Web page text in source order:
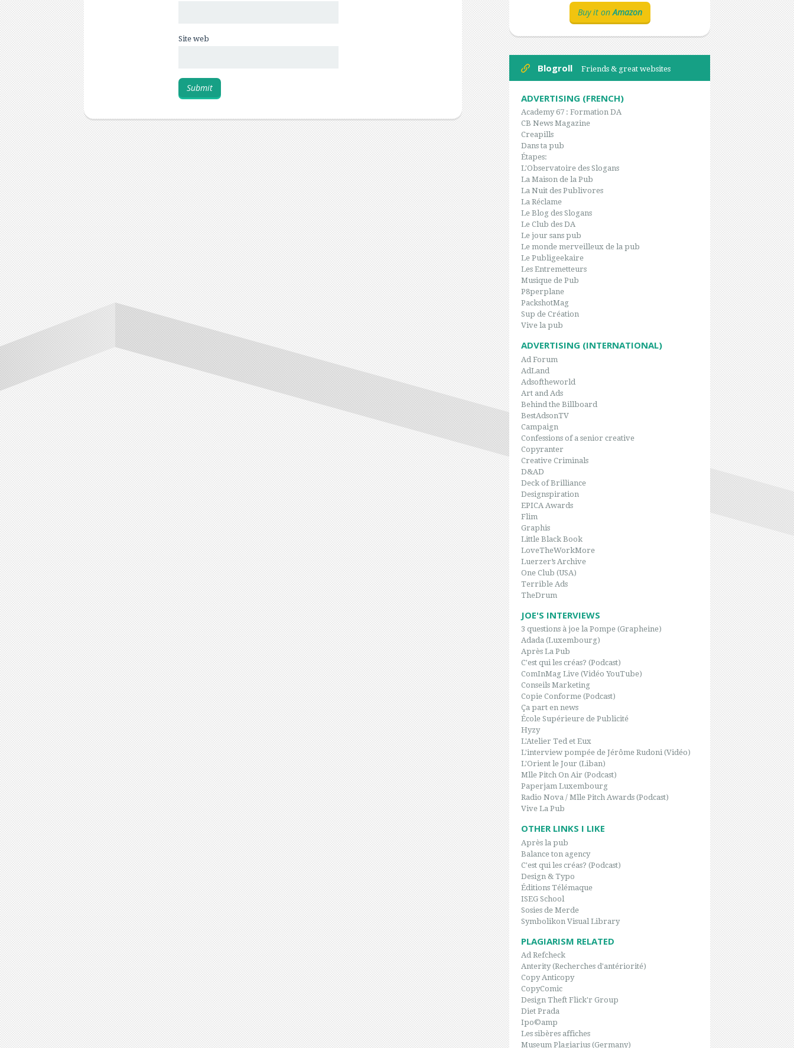
Site web
Buy it onAmazon
Blogroll Friends & great websites
ADVERTISING (FRENCH)
Academy 67 : Formation DA
CB News Magazine
Creapills
Dans ta pub
Étapes:
L'Observatoire des Slogans
La Maison de la Pub
La Nuit des Publivores
La Réclame
Le Blog des Slogans
Le Club des DA
Le jour sans pub
Le monde merveilleux de la pub
Le Publigeekaire
Les Entremetteurs
Musique de Pub
P8perplane
PackshotMag
Sup de Création
Vive la pub
ADVERTISING (INTERNATIONAL)
Ad Forum
AdLand
Adsoftheworld
Art and Ads
Behind the Billboard
BestAdsonTV
Campaign
Confessions of a senior creative
Copyranter
Creative Criminals
D&AD
Deck of Brilliance
Designspiration
EPICA Awards
Flim
Graphis
Little Black Book
LoveTheWorkMore
Luerzer’s Archive
One Club (USA)
Terrible Ads
TheDrum
JOE'S INTERVIEWS
3 questions à joe la Pompe (Grapheine)
Adada (Luxembourg)
Après La Pub
C'est qui les créas? (Podcast)
ComInMag Live (Vidéo YouTube)
Conseils Marketing
Copie Conforme (Podcast)
Ça part en news
École Supérieure de Publicité
Hyzy
L'Atelier Ted et Eux
L'interview pompée de Jérôme Rudoni (Vidéo)
L'Orient le Jour (Liban)
Mlle Pitch On Air (Podcast)
Paperjam Luxembourg
Radio Nova / Mlle Pitch Awards (Podcast)
Vive La Pub
OTHER LINKS I LIKE
Après la pub
Balance ton agency
C'est qui les créas? (Podcast)
Design & Typo
Éditions Télémaque
ISEG School
Sosies de Merde
Symbolikon Visual Library
PLAGIARISM RELATED
Ad Refcheck
Anterity (Recherches d'antériorité)
Copy Anticopy
CopyComic
Design Theft Flick'r Group
Diet Prada
Ipo©amp
Les sibères affiches
Museum Plagiarius (Germany)